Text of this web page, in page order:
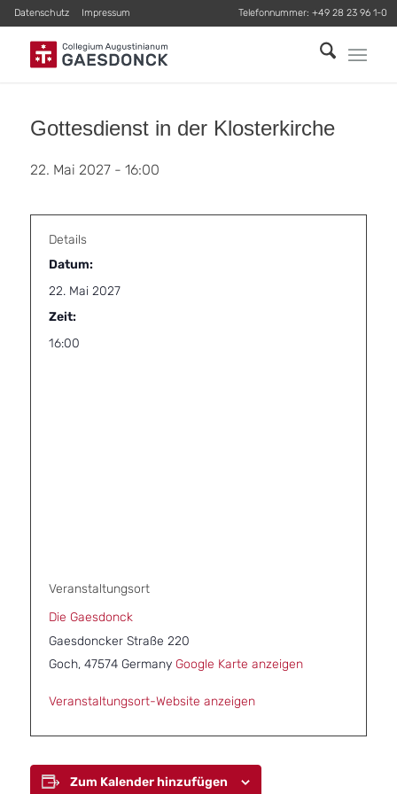
Datenschutz Impressum Telefonnummer: +49 28 23 96 1-0
Gottesdienst in der Klosterkirche
22. Mai 2027 - 16:00
Details
Datum:
22. Mai 2027
Zeit:
16:00
Veranstaltungsort
Die Gaesdonck
Gaesdoncker Straße 220
Goch, 47574 Germany Google Karte anzeigen
Veranstaltungsort-Website anzeigen
Zum Kalender hinzufügen